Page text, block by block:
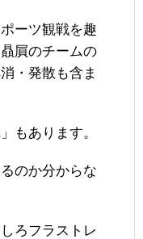
ーツ観戦を趣
屓のチームの
・発散も含ま
もあります。
のか分からな
ろフラストレ